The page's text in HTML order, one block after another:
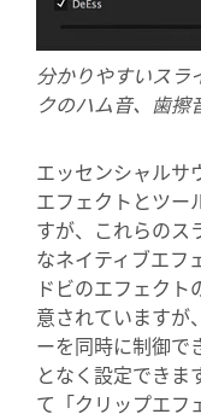
分かりやすいスラ
クのハム音、歯擦
エッセンシャルサ
エフェクトとツー
すが、これらのス
なネイティブエフ
ドビのエフェク
意されていますが
ーを同時に制御で
となく設定でき
て「クリップエフ